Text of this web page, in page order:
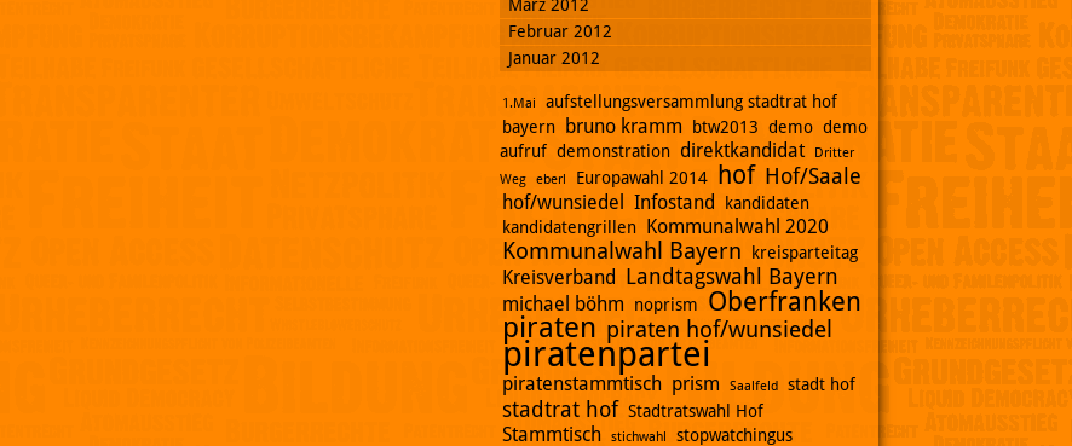
März 2012
Februar 2012
Januar 2012
1.Mai
aufstellungsversammlung stadtrat hof
bayern
bruno kramm btw2013 demo demo
aufruf demonstration direktkandidat
Dritter
Weg
eberl Europawahl 2014 hof Hof/Saale
hof/wunsiedel Infostand
kandidaten
kandidatengrillen Kommunalwahl 2020
Kommunalwahl Bayern kreisparteitag
Kreisverband Landtagswahl Bayern
michael böhm noprism Oberfranken
piraten piraten hof/wunsiedel
piratenpartei
piratenstammtisch prism Saalfeld stadt hof
stadtrat hof Stadtratswahl Hof
Stammtisch stichwahl stopwatchingus